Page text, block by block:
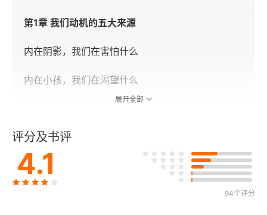
第1章 我们动机的五大来源
内在阴影，我们在害怕什么
内在小孩，我们在渴望什么
需求层次，我们被什么驱策
自我防御，我们都在意什么
展开全部
评分及书评
4.1
94个评分